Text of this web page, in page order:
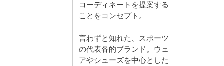
コーディネートを提案する
ことをコンセプト。
言わずと知れた、スポーツ
の代表各的ブランド。ウェ
アやシューズを中心とした